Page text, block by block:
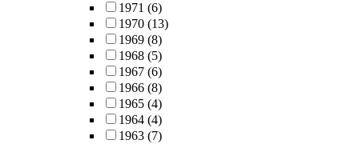
1971 (6)
1970 (13)
1969 (8)
1968 (5)
1967 (6)
1966 (8)
1965 (4)
1964 (4)
1963 (7)